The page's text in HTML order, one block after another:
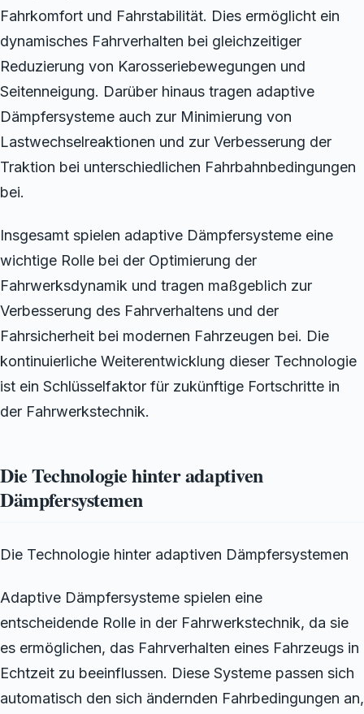
Fahrkomfort und Fahrstabilität. Dies ermöglicht ein
dynamisches Fahrverhalten bei gleichzeitiger
Reduzierung von Karosseriebewegungen und
Seitenneigung. Darüber hinaus tragen adaptive
Dämpfersysteme auch zur Minimierung von
Lastwechselreaktionen und zur Verbesserung der
Traktion bei unterschiedlichen Fahrbahnbedingungen
bei.
Insgesamt spielen adaptive Dämpfersysteme eine
wichtige Rolle bei der Optimierung der
Fahrwerksdynamik und tragen maßgeblich zur
Verbesserung des Fahrverhaltens und der
Fahrsicherheit bei modernen Fahrzeugen bei. Die
kontinuierliche Weiterentwicklung dieser Technologie
ist ein Schlüsselfaktor für zukünftige Fortschritte in
der Fahrwerkstechnik.
Die Technologie hinter adaptiven
Dämpfersystemen
Die Technologie hinter adaptiven Dämpfersystemen
Adaptive Dämpfersysteme spielen eine
entscheidende Rolle in der Fahrwerkstechnik, da sie
es ermöglichen, das Fahrverhalten eines Fahrzeugs in
Echtzeit zu beeinflussen. Diese Systeme passen sich
automatisch den sich ändernden Fahrbedingungen an,